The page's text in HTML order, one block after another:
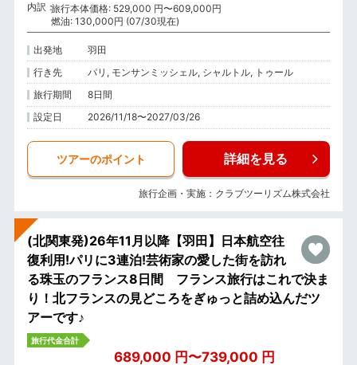
内訳 旅行本体価格: 529,000 円〜609,000円
燃油: 130,000円 (07/30現在)
出発地
羽田
行き先
パリ, モンサンミッシェル, シャルトル, トゥール
旅行期間
8日間
設定日
2026/11/18〜2027/03/26
ツアーのポイント 詳細を見る
旅行企画・実施：クラブツーリズム株式会社
(北関東発)26年11月以降【羽田】日本航空往
復利用!パリに3連泊!芸術家の愛した街を訪れ
る珠玉のフランス8日間 フランス旅行はこれで決ま
り！北フランスの見どころをぎゅっと詰め込んだツ
アーです♪
旅行代金合計
689,000 円〜739,000 円